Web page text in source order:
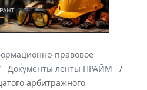
правовое
Документы ленты ПРАЙМ
арбитражного